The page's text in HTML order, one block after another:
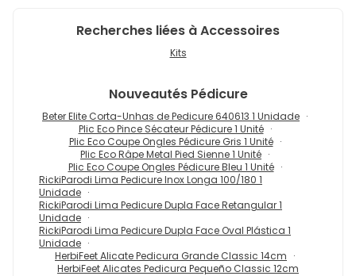
Recherches liées à Accessoires
Kits
Nouveautés Pédicure
Beter Elite Corta-Unhas de Pedicure 640613 1 Unidade
Plic Eco Pince Sécateur Pédicure 1 Unité
Plic Eco Coupe Ongles Pédicure Gris 1 Unité
Plic Eco Râpe Metal Pied Sienne 1 Unité
Plic Eco Coupe Ongles Pédicure Bleu 1 Unité
RickiParodi Lima Pedicure Inox Longa 100/180 1
Unidade
RickiParodi Lima Pedicure Dupla Face Retangular 1
Unidade
RickiParodi Lima Pedicure Dupla Face Oval Plástica 1
Unidade
HerbiFeet Alicate Pedicura Grande Classic 14cm
HerbiFeet Alicates Pedicura Pequeño Classic 12cm